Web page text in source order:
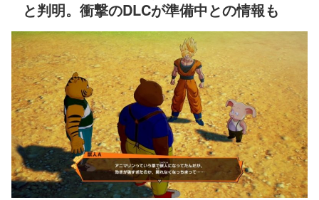
と判明。衝撃のDLCが準備中との情報も